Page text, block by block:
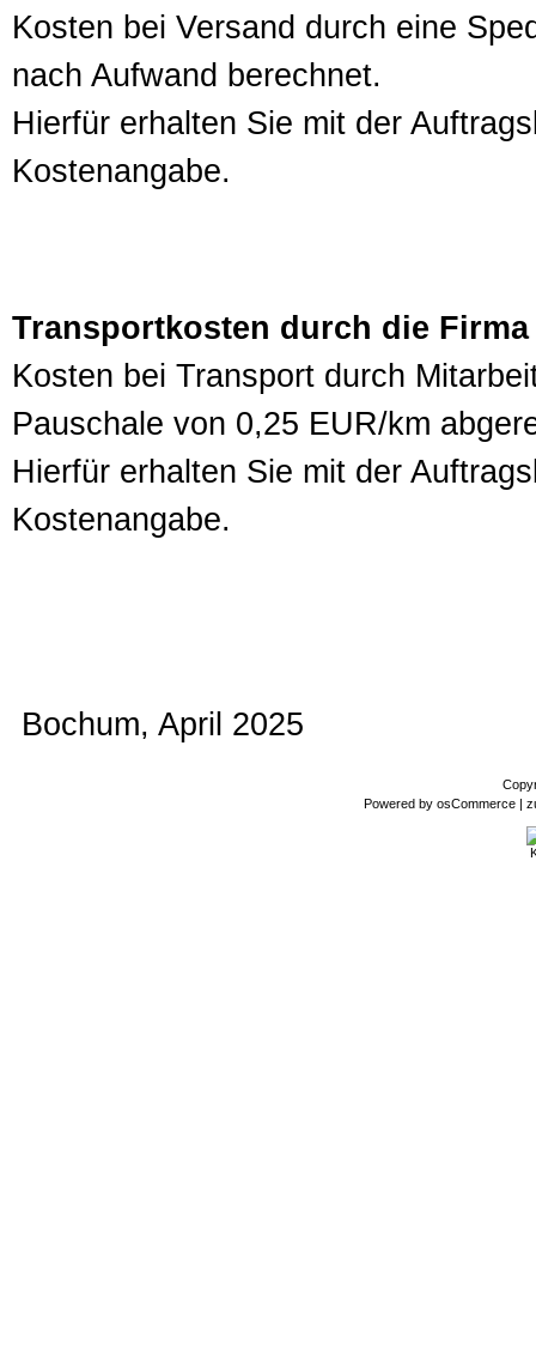
Kosten bei Versand durch eine
nach Aufwand berechnet.
Hierfür erhalten Sie mit der
Kostenangabe.
Transportkosten durch die
Kosten bei Transport durch
Pauschale von 0,25 EUR/km
Hierfür erhalten Sie mit der
Kostenangabe.
Bochum, April 2025
Powered by osCommerce |